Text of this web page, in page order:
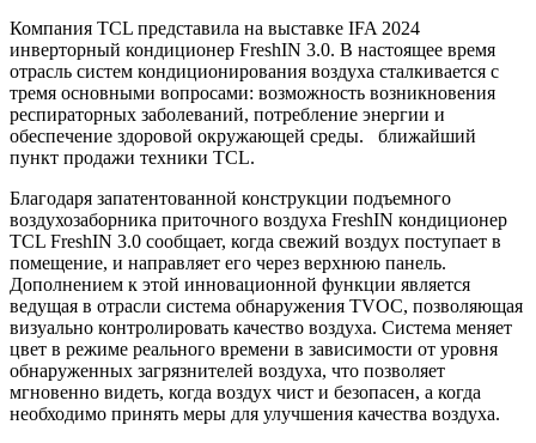
Компания TCL представила на выставке IFA 2024
инверторный кондиционер FreshIN 3.0. В настоящее время
отрасль систем кондиционирования воздуха сталкивается с
тремя основными вопросами: возможность возникновения
респираторных заболеваний, потребление энергии и
обеспечение здоровой окружающей среды. ближайший
пункт продажи техники TCL.
Благодаря запатентованной конструкции подъемного
воздухозаборника приточного воздуха FreshIN кондиционер
TCL FreshIN 3.0 сообщает, когда свежий воздух поступает в
помещение, и направляет его через верхнюю панель.
Дополнением к этой инновационной функции является
ведущая в отрасли система обнаружения TVOC, позволяющая
визуально контролировать качество воздуха. Система меняет
цвет в режиме реального времени в зависимости от уровня
обнаруженных загрязнителей воздуха, что позволяет
мгновенно видеть, когда воздух чист и безопасен, а когда
необходимо принять меры для улучшения качества воздуха.